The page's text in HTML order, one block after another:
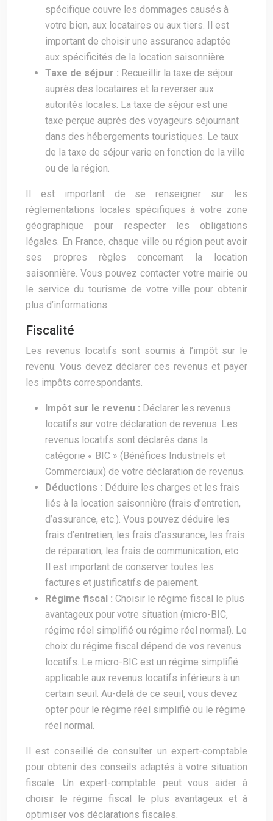
spécifique couvre les dommages causés à
votre bien, aux locataires ou aux tiers. Il est
important de choisir une assurance adaptée
aux spécificités de la location saisonnière.
Taxe de séjour : Recueillir la taxe de séjour
auprès des locataires et la reverser aux
autorités locales. La taxe de séjour est une
taxe perçue auprès des voyageurs séjournant
dans des hébergements touristiques. Le taux
de la taxe de séjour varie en fonction de la ville
ou de la région.
Il est important de se renseigner sur les
réglementations locales spécifiques à votre zone
géographique pour respecter les obligations
légales. En France, chaque ville ou région peut avoir
ses propres règles concernant la location
saisonnière. Vous pouvez contacter votre mairie ou
le service du tourisme de votre ville pour obtenir
plus d’informations.
Fiscalité
Les revenus locatifs sont soumis à l’impôt sur le
revenu. Vous devez déclarer ces revenus et payer
les impôts correspondants.
Impôt sur le revenu : Déclarer les revenus
locatifs sur votre déclaration de revenus. Les
revenus locatifs sont déclarés dans la
catégorie « BIC » (Bénéfices Industriels et
Commerciaux) de votre déclaration de revenus.
Déductions : Déduire les charges et les frais
liés à la location saisonnière (frais d’entretien,
d’assurance, etc.). Vous pouvez déduire les
frais d’entretien, les frais d’assurance, les frais
de réparation, les frais de communication, etc.
Il est important de conserver toutes les
factures et justificatifs de paiement.
Régime fiscal : Choisir le régime fiscal le plus
avantageux pour votre situation (micro-BIC,
régime réel simplifié ou régime réel normal). Le
choix du régime fiscal dépend de vos revenus
locatifs. Le micro-BIC est un régime simplifié
applicable aux revenus locatifs inférieurs à un
certain seuil. Au-delà de ce seuil, vous devez
opter pour le régime réel simplifié ou le régime
réel normal.
Il est conseillé de consulter un expert-comptable
pour obtenir des conseils adaptés à votre situation
fiscale. Un expert-comptable peut vous aider à
choisir le régime fiscal le plus avantageux et à
optimiser vos déclarations fiscales.